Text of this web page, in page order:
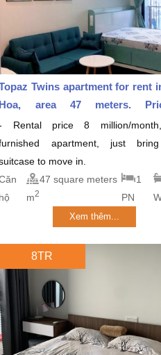
Twins apartment for rent
Hoa, area 47 meters.
million/month
Rental price 8 million/
apartment, just
to move in.
hộ
47 square meters
m2
1
PN
Xem thêm...
8TR